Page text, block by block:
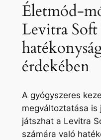
Életmód-
Levitra Soft
érdekében
A gyógyszeres
megváltoztatása is
játszhat a Levitra
számára való